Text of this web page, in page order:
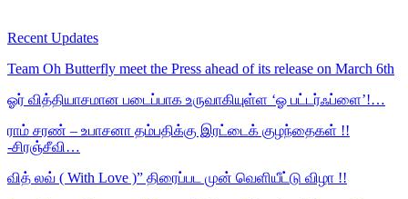
Recent Updates
Team Oh Butterfly meet the Press ahead of its release on March 6th
ஓர் வித்தியாசமான படைப்பாக உருவாகியுள்ள ‘ஓ பட்டர்ஃப்ளை’!…
ராம் சரண் – உபாசனா தம்பதிக்கு இரட்டைக் குழந்தைகள் !!
-சிரஞ்சீவி…
வித் லவ் ( With Love )” திரைப்பட முன் வெளியீட்டு விழா !!